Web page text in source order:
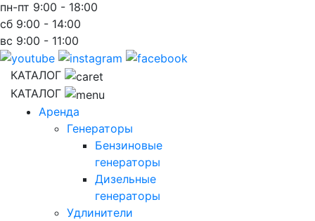
пн-пт 9:00 - 18:00
сб 9:00 - 14:00
вс 9:00 - 11:00
КАТАЛОГ
КАТАЛОГ
Аренда
Генераторы
Бензиновые
генераторы
Дизельные
генераторы
Удлинители